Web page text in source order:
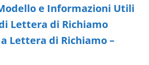
e Informazioni Utili
Lettera di Richiamo
Lettera di Richiamo –